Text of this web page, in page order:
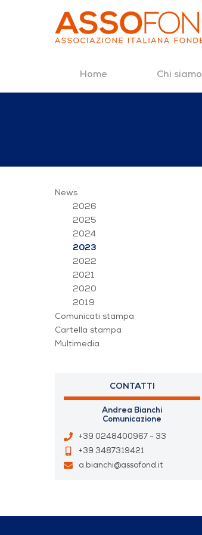
Home Chi siamo
2023
News
2026
2025
2024
2023
2022
2021
2020
2019
Comunicati stampa
Cartella stampa
Multimedia
CONTATTI
Andrea Bianchi
Comunicazione
+39 0248400967 - 33
+39 3487319421
a.bianchi@assofond.it